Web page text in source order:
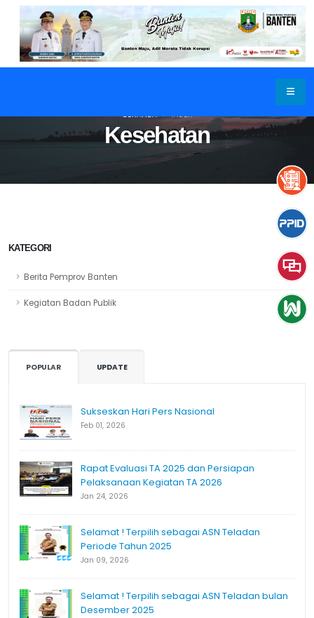
Kesehatan
BERANDA INDEX
KATEGORI
Berita Pemprov Banten
Kegiatan Badan Publik
POPULAR UPDATE
Sukseskan Hari Pers Nasional
Feb 01, 2026
Rapat Evaluasi TA 2025 dan Persiapan
Pelaksanaan Kegiatan TA 2026
Jan 24, 2026
Selamat ! Terpilih sebagai ASN Teladan
Periode Tahun 2025
Jan 09, 2026
Selamat ! Terpilih sebagai ASN Teladan bulan
Desember 2025